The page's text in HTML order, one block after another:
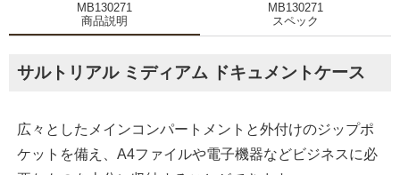
MB130271
商品説明
MB130271
スペック
サルトリアル ミディアム ドキュメントケース
広々としたメインコンパートメントと外付けのジップポ
ケットを備え、A4ファイルや電子機器などビジネスに必